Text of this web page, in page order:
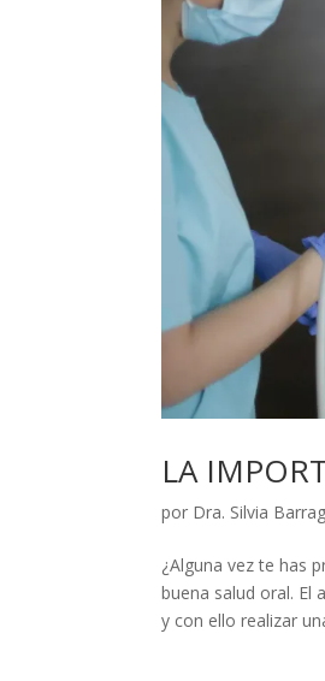
LA
por Dra. Silvia
¿Alguna vez te has
buena salud oral. El
y con ello realizar